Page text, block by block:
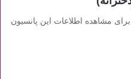
برای مشاهده اطلاعات این پانسیون